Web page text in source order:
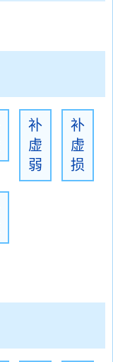
补
虚
弱
补
虚
损